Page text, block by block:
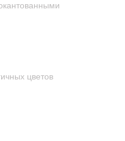
цветов